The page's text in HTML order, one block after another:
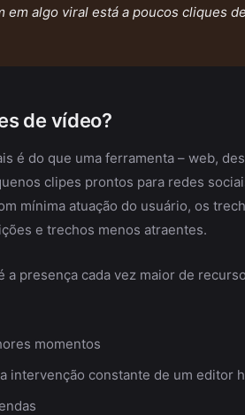
em algo viral está a poucos cliques
de vídeo?
é do que uma ferramenta – web,
clipes prontos para redes
mínima atuação do usuário, os
e trechos menos atraentes.
a presença cada vez maior de
momentos
intervenção constante de um editor